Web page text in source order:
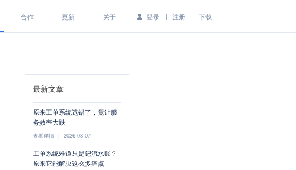
合作 更新 关于 登录 | 注册 | 下载
最新文章
原来工单系统选错了，竟让服
务效率大跌
查看详情 | 2026-08-07
工单系统难道只是记流水账？
原来它能解决这么多痛点